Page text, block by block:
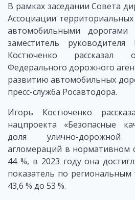
В рамках заседании Совета
Ассоциации
автомобильными
заместитель
Костюченко рассказал
Федерального дорожного
развитию автомобильных
пресс-служба Росавтодора.
Игорь Костюченко
нацпроекта «Безопасные
доля улично-
агломераций в нормативном
44 %, в 2023 году она
показатель по региональным
43,6 % до 53 %.